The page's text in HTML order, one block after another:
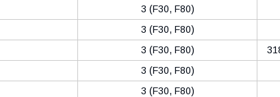
3 (F30, F80)
3 (F30, F80)
3 (F30, F80)
3 (F30, F80)
3 (F30, F80)